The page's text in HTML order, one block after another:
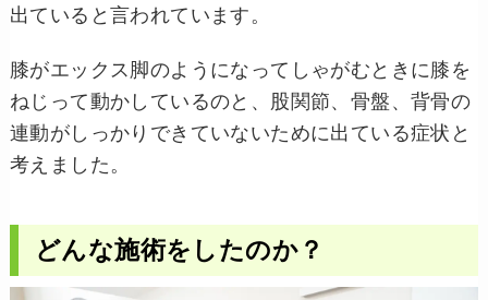
出ていると言われています。
膝がエックス脚のようになってしゃがむときに膝を
ねじって動かしているのと、股関節、骨盤、背骨の
連動がしっかりできていないために出ている症状と
考えました。
どんな施術をしたのか？